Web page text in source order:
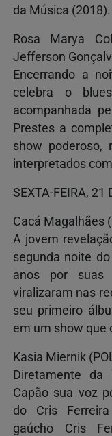
da Música (2018).
Rosa Marya
Jefferson
Encerrando a
celebra o
acompanhada
Prestes a
show poderoso,
interpretados
SEXTA-FEIRA, 21
Cacá Magalhães
A jovem
segunda noite
anos por suas
viralizaram nas
seu primeiro
em um show que
Kasia Miernik
Diretamente da
Capão sua voz
do Cris
gaúcho Cris